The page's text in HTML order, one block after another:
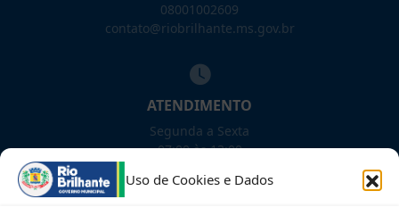
Uso de Cookies e Dados
08001002609
contato@riobrilhante.ms.gov.br
ATENDIMENTO
Segunda a Sexta
07:00 às 13:00